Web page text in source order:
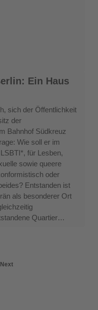
Ein Haus
sich der Öffentlichkeit
der
Bahnhof Südkreuz
Wie soll er im
für Lesben,
sowie queere
oder
Entstanden ist
als besonderer Ort
Quartier…
Next